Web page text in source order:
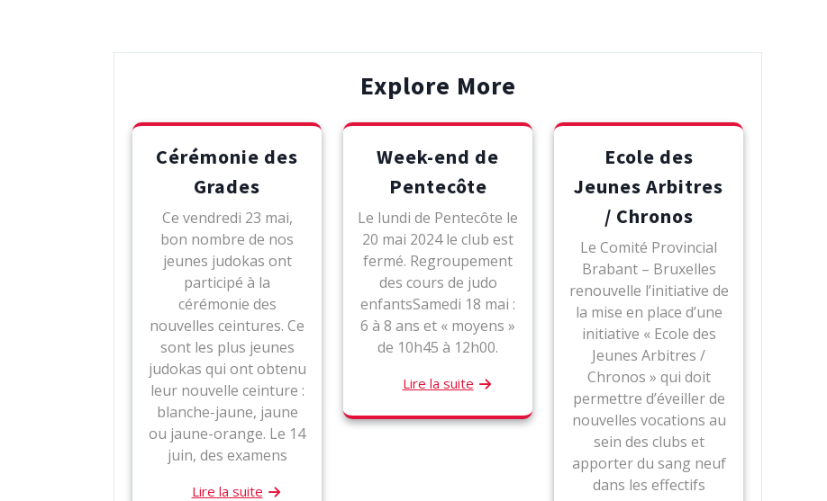
l’article
Explore More
Cérémonie des
Grades
Ce vendredi 23 mai,
bon nombre de nos
jeunes judokas ont
participé à la
cérémonie des
nouvelles ceintures. Ce
sont les plus jeunes
judokas qui ont obtenu
leur nouvelle ceinture :
blanche-jaune, jaune
ou jaune-orange. Le 14
juin, des examens
Lire la suite
Week-end de
Pentecôte
Le lundi de Pentecôte le
20 mai 2024 le club est
fermé. Regroupement
des cours de judo
enfantsSamedi 18 mai :
6 à 8 ans et « moyens »
de 10h45 à 12h00.
Lire la suite
Ecole des
Jeunes Arbitres
/ Chronos
Le Comité Provincial
Brabant – Bruxelles
renouvelle l’initiative de
la mise en place d’une
initiative « Ecole des
Jeunes Arbitres /
Chronos » qui doit
permettre d’éveiller de
nouvelles vocations au
sein des clubs et
apporter du sang neuf
dans les effectifs